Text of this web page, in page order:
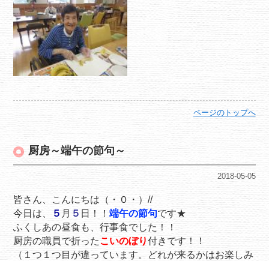
ページのトップへ
厨房～端午の節句～
2018-05-05
皆さん、こんにちは（・０・）//
今日は、
５ 月 ５ 日！！端午の節句です★
ふくしあの昼食も、行事食でした！！
厨房の職員で折ったこいのぼり付きです！！
（１つ１つ目が違っています。どれが来るかはお楽しみ